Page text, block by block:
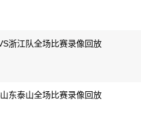
浙江队全场比赛录像回放
东泰山全场比赛录像回放